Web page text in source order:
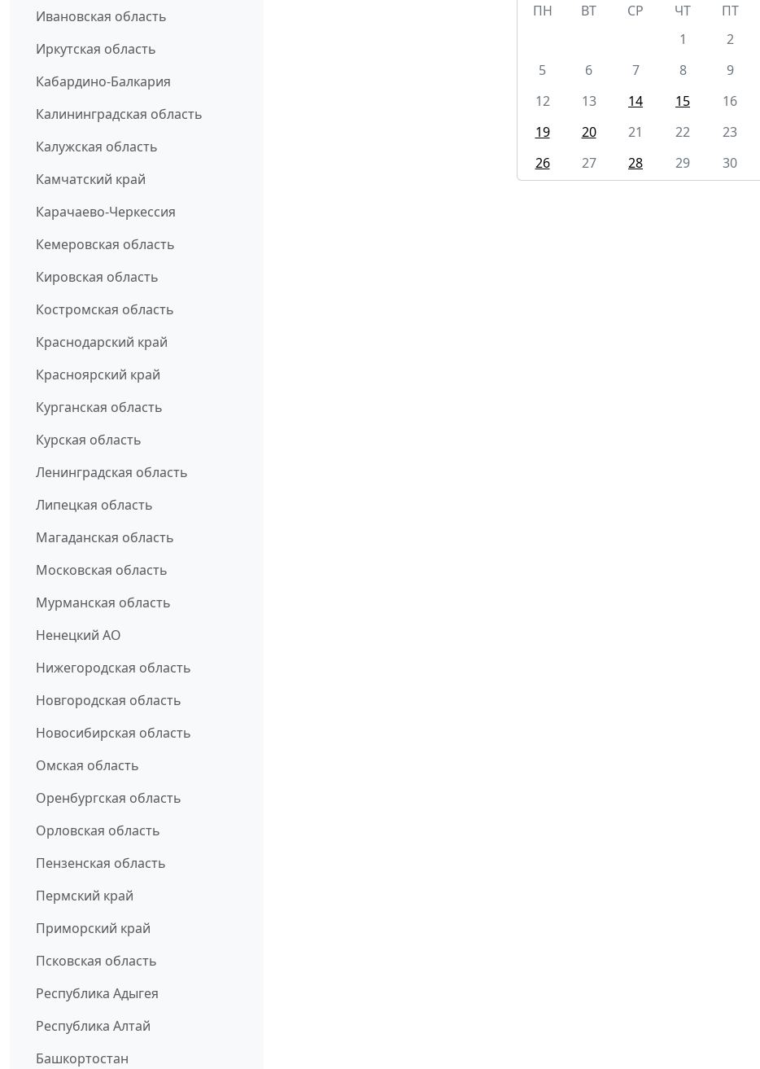
Ивановская область
Иркутская область
Кабардино-Балкария
Калининградская область
Калужская область
Камчатский край
Карачаево-Черкессия
Кемеровская область
Кировская область
Костромская область
Краснодарский край
Красноярский край
Курганская область
Курская область
Ленинградская область
Липецкая область
Магаданская область
Московская область
Мурманская область
Ненецкий АО
Нижегородская область
Новгородская область
Новосибирская область
Омская область
Оренбургская область
Орловская область
Пензенская область
Пермский край
Приморский край
Псковская область
Республика Адыгея
Республика Алтай
Башкортостан
ПН
ВТ СР ЧТ ПТ
1
2
5
6 7 8 9
12
13 14 15 16
19
20 21 22 23
26
27 28 29 30